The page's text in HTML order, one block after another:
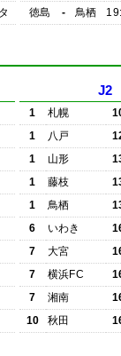
徳島
- 鳥栖
J2
1 札幌
1
八戸
1
山形
1
藤枝
1
鳥栖
6
いわき
7
大宮
7
横浜FC
7
湘南
10
秋田